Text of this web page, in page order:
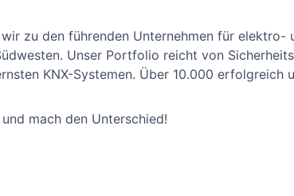
zu den führenden Unternehmen für elektro-
Unser Portfolio reicht von
KNX-Systemen. Über 10.000 erfolgreich
mach den Unterschied!